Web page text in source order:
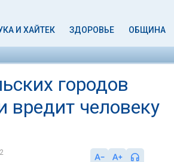
И ХАЙТЕК ЗДОРОВЬЕ ОБЩИНА
городов
вредит человеку